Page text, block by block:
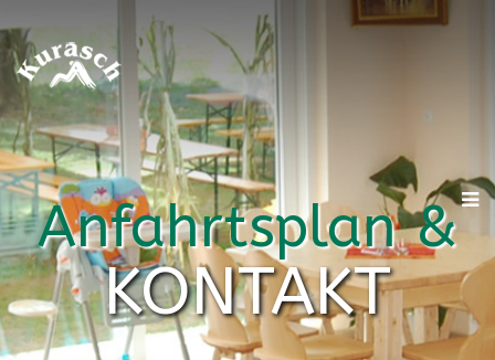
Anfahrtsplan &
KONTAKT